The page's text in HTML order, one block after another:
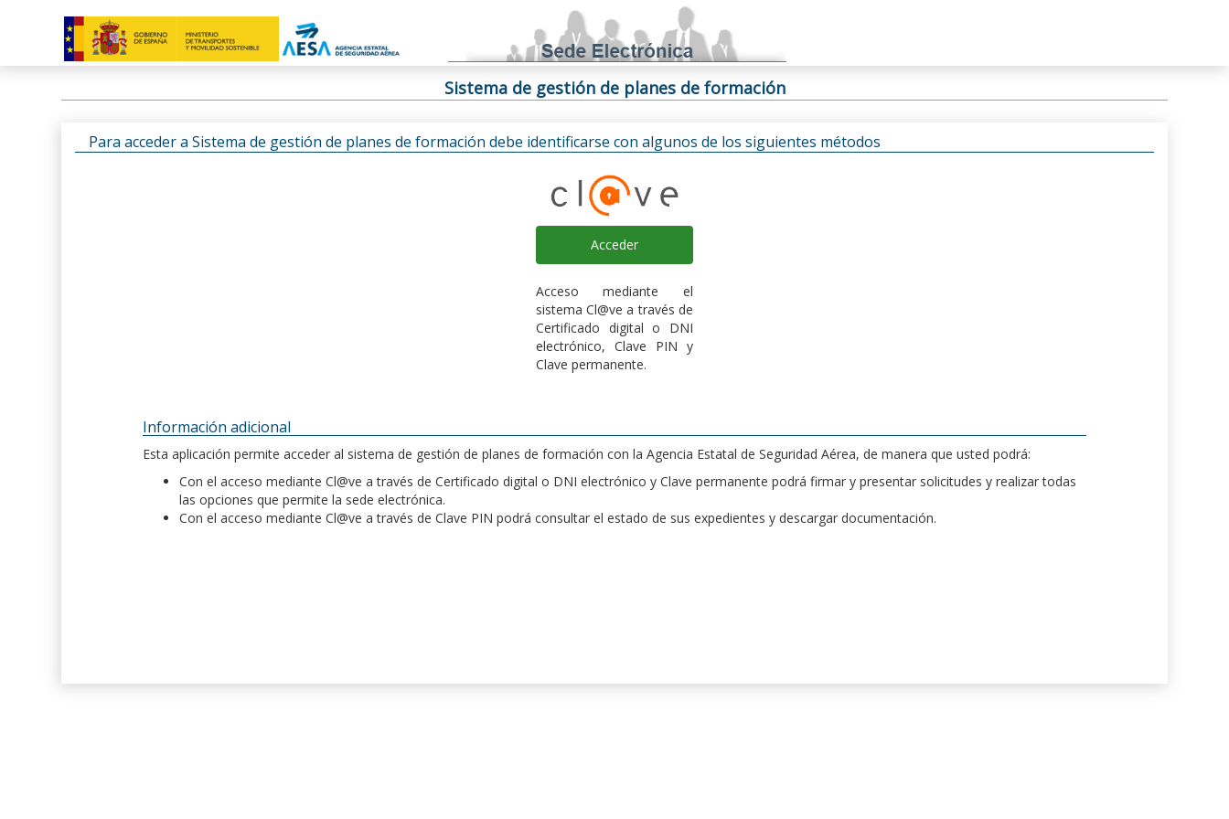
Sistema de gestión de planes de formación
Para acceder a Sistema de gestión de planes de formación debe identificarse con algunos de los siguientes métodos
Acceder
Acceso mediante el
sistema Cl@ve a través de
Certificado digital o DNI
electrónico, Clave PIN y
Clave permanente.
Información adicional
Esta aplicación permite acceder al sistema de gestión de planes de formación con la Agencia Estatal de Seguridad Aérea, de manera que usted podrá:
Con el acceso mediante Cl@ve a través de Certificado digital o DNI electrónico y Clave permanente podrá firmar y presentar solicitudes y realizar todas
las opciones que permite la sede electrónica.
Con el acceso mediante Cl@ve a través de Clave PIN podrá consultar el estado de sus expedientes y descargar documentación.